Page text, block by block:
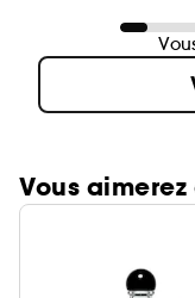
Vous aimerez